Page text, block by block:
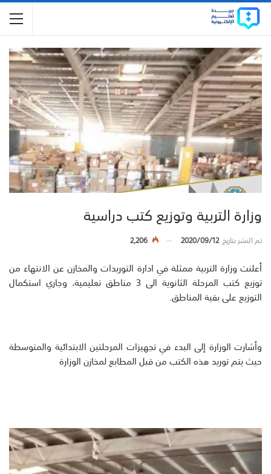
وزارة التربية وتوزيع كتب دراسية
تم النشر بتاريخ2020/09/12
2,206
أعلنت وزارة التربية ممثلة في ادارة التوريدات والمخازن عن الانتهاء من
توزيع كتب المرحلة الثانوية الى 3 مناطق تعليمية، وجاري استكمال
التوزيع على بقية المناطق.
‏وأشارت الوزارة إلى البدء في تجهيزات المرحلتين الابتدائية والمتوسطة
حيث يتم توريد هذه الكتب من قبل المطابع لمخازن الوزارة